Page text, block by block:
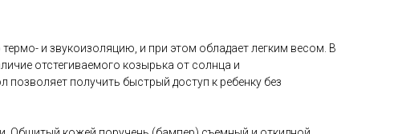
и звукоизоляцию, и при этом обладает легким весом. В
отстегиваемого козырька от солнца и
получить быстрый доступ к ребенку без